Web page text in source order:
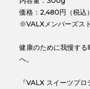
価格：2,480円（税込）
※VALXメンバーズス
健康のために我慢す
へ。
『VALX スイーツプ